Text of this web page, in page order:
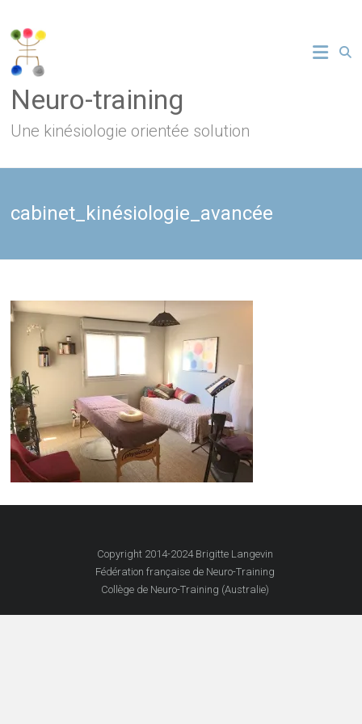
content
Neuro-training
Une kinésiologie orientée solution
cabinet_kinésiologie_avancée
Copyright 2014-2024 Brigitte Langevin
Fédération française de Neuro-Training
Collège de Neuro-Training (Australie)